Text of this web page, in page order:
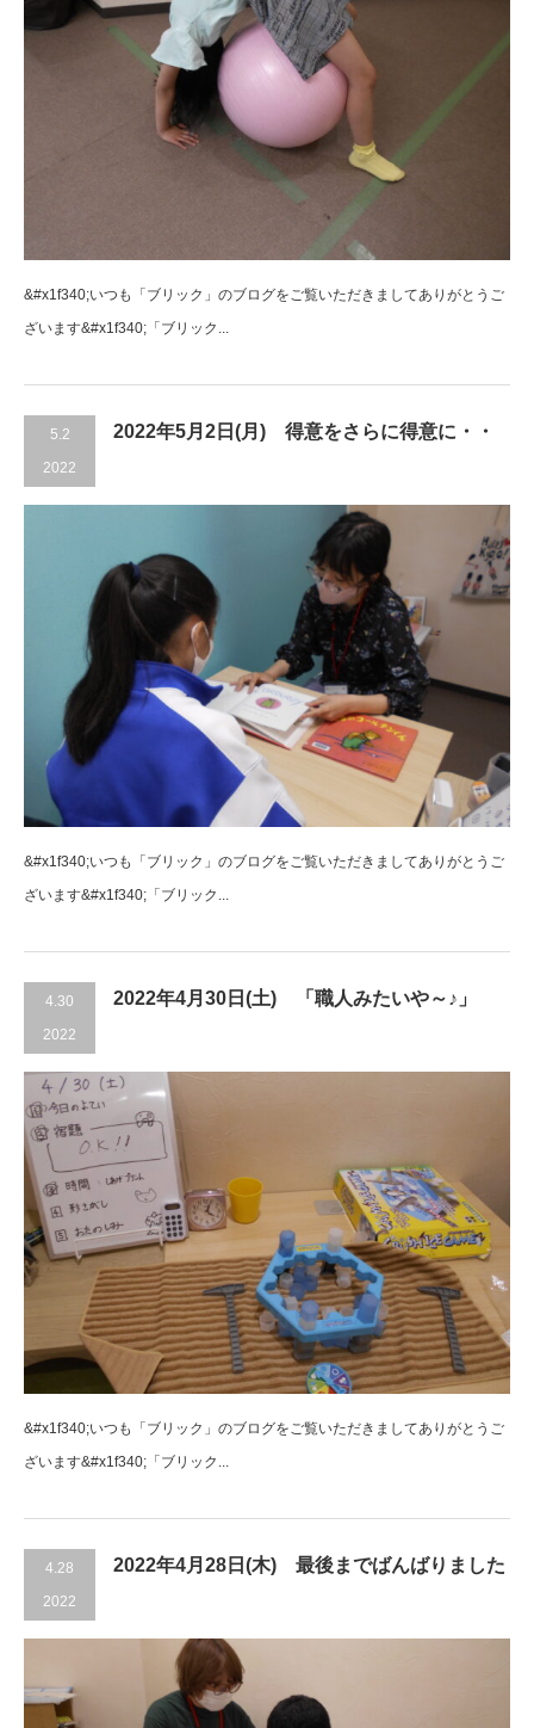
&#x1f340;いつも「ブリック」のブログをご覧いただきましてありがとうご
ざいます&#x1f340;「ブリック...
5.2
2022
2022年5月2日(月) 得意をさらに得意に・・
&#x1f340;いつも「ブリック」のブログをご覧いただきましてありがとうご
ざいます&#x1f340;「ブリック...
4.30
2022
2022年4月30日(土) 「職人みたいや～♪」
&#x1f340;いつも「ブリック」のブログをご覧いただきましてありがとうご
ざいます&#x1f340;「ブリック...
4.28
2022
2022年4月28日(木) 最後までばんばりました